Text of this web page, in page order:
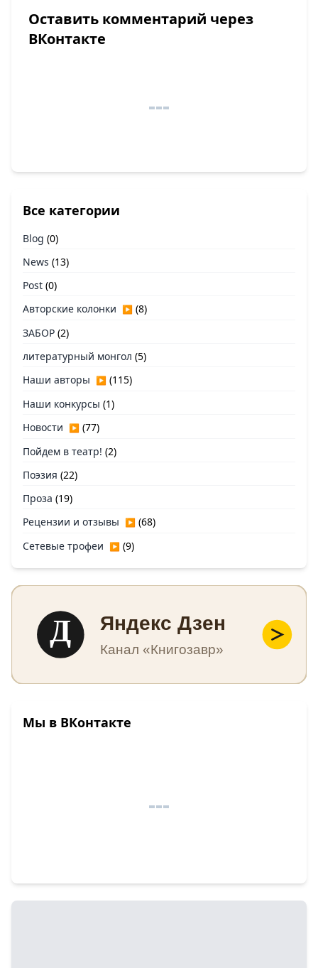
Оставить комментарий через
ВКонтакте
Все категории
Blog (0)
News (13)
Post (0)
Авторские колонки ▶ (8)
ЗАБОР (2)
литературный монгол (5)
Наши авторы ▶ (115)
Наши конкурсы (1)
Новости ▶ (77)
Пойдем в театр! (2)
Поэзия (22)
Проза (19)
Рецензии и отзывы ▶ (68)
Сетевые трофеи ▶ (9)
Д Яндекс Дзен
Канал «Книгозавр»
Мы в ВКонтакте